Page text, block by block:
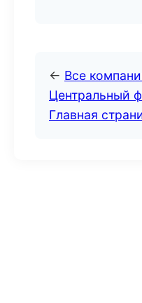
← Все
Центральный
Главная